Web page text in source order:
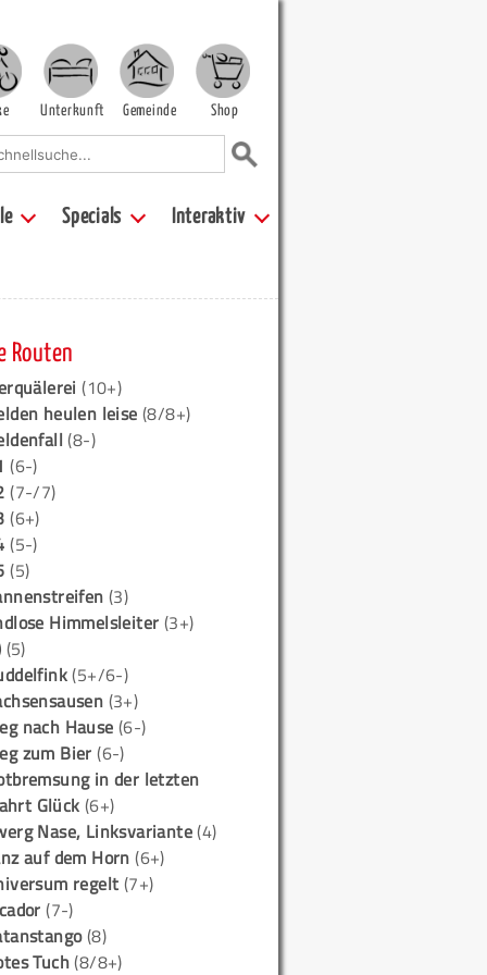
Unterkunft Gemeinde Shop
Specials Interaktiv
Routen
(10+)
heulen leise(8/8+)
(8-)
(6-)
(7-/7)
(6+)
(5-)
(5)
(3)
Himmelsleiter (3+)
(5)
(5+/6-)
(3+)
nach Hause (6-)
zum Bier (6-)
in der letzten
Glück (6+)
Nase, Linksvariante(4)
auf dem Horn (6+)
regelt (7+)
(7-)
(8)
Tuch(8/8+)